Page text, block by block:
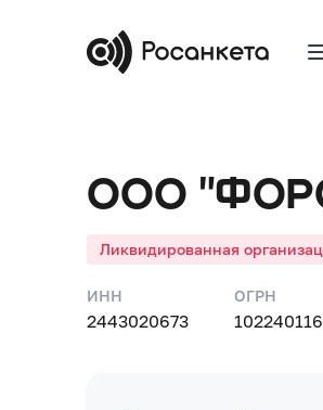
ООО
Ликвидированная
ИНН
2443020673
ОГРН